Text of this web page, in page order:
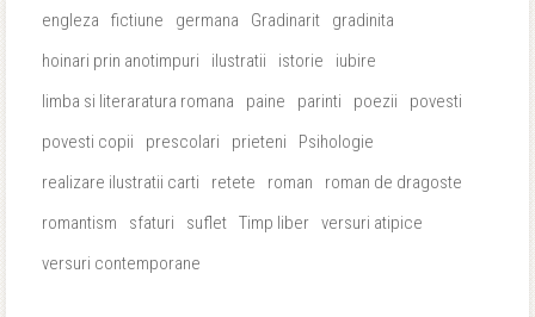
engleza
fictiune germana Gradinarit
gradinita
hoinari prin anotimpuri
ilustratii istorie
iubire
limba si literaratura romana
paine parinti poezii
povesti
povesti copii
prescolari prieteni
Psihologie
realizare ilustratii carti
retete roman
roman de dragoste
romantism
sfaturi suflet Timp liber versuri atipice
versuri contemporane